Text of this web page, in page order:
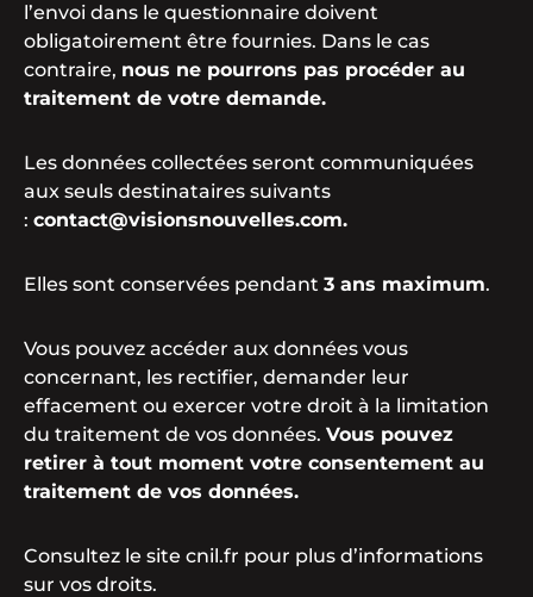
l’envoi dans le questionnaire doivent
obligatoirement être fournies. Dans le cas
contraire, nous ne pourrons pas procéder au
traitement de votre demande.
Les données collectées seront communiquées
aux seuls destinataires suivants
: contact@visionsnouvelles.com.
Elles sont conservées pendant 3 ans maximum.
Vous pouvez accéder aux données vous
concernant, les rectifier, demander leur
effacement ou exercer votre droit à la limitation
du traitement de vos données. Vous pouvez
retirer à tout moment votre consentement au
traitement de vos données.
Consultez le site cnil.fr pour plus d’informations
sur vos droits.